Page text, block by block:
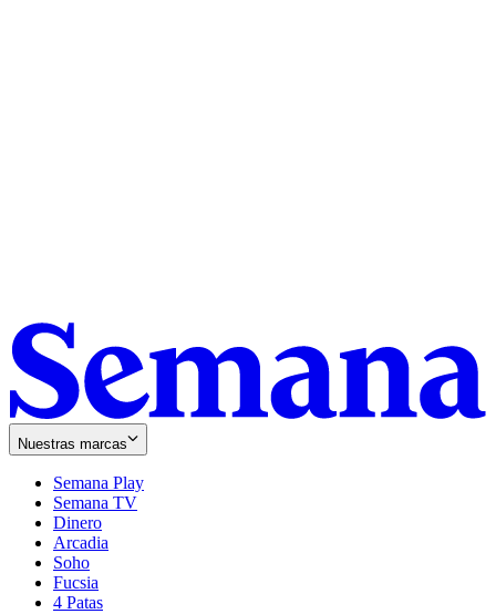
Nuestras marcas
Semana Play
Semana TV
Dinero
Arcadia
Soho
in
new
Fucsia
in
4 Patas